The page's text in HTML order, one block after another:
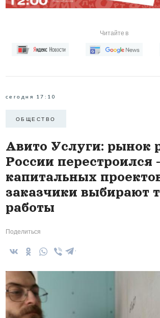
Читайте в
сегодня 17:10
ОБЩЕСТВО
Авито Услуги: рынок
России перестроился
капитальных
заказчики выбирают
работы
Поделиться